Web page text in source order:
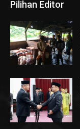
Pilihan Editor